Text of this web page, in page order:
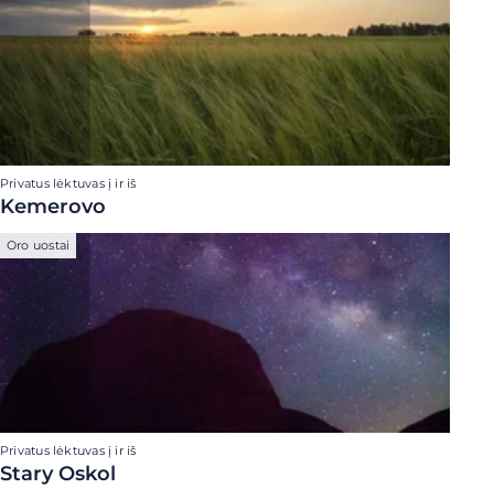
Privatus lėktuvas į ir iš
Kemerovo
Oro uostai
Privatus lėktuvas į ir iš
Stary Oskol